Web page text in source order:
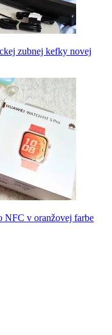
zubnej kefky novej
NFC v oranžovej farbe